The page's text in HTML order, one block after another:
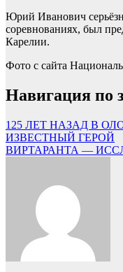
Юрий Иванович
соревнованиях, был
Карелии.
Фото с сайта
Навигация по
125 ЛЕТ НАЗАД В
ИЗВЕСТНЫЙ ГЕРОЙ
ВИРТАРАНТА —